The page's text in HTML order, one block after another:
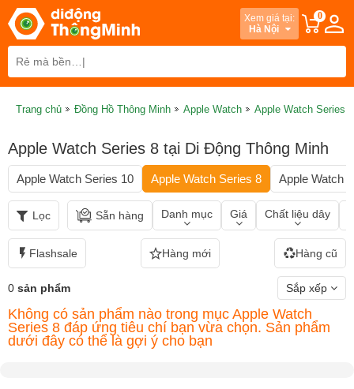
Xem giá tại:
Hà Nội
0
Trang chủ Đồng Hồ Thông Minh Apple Watch Apple Watch Series 8
Apple Watch Series 8 tại Di Động Thông Minh
Apple Watch Series 10 Apple Watch Series 8 Apple Watch
Lọc Sẵn hàng Danh mục Giá Chất liệu dây
Flashsale Hàng mới Hàng cũ
0 sản phẩm Sắp xếp
Không có sản phẩm nào trong mục Apple Watch
Series 8 đáp ứng tiêu chí bạn vừa chọn. Sản phẩm
dưới đây có thể là gợi ý cho bạn